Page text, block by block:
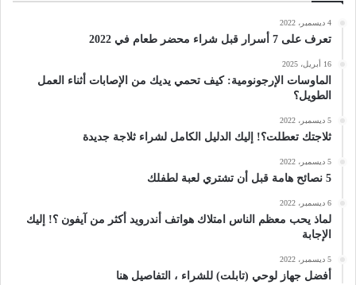
4 ديسمبر، 2022
تعرف على 7 أسرار قبل شراء محضر طعام في 2022
16 أبريل، 2025
الماوسات الإرجونومية: كيف تحمي يديك من الإصابات أثناء العمل
الطويل؟
5 ديسمبر، 2022
ثلاجتك تعطلت؟! إليك الدليل الكامل لشراء ثلاجة جديدة
5 ديسمبر، 2022
5 نصائح هامة قبل أن تشتري لعبة لطفلك
6 ديسمبر، 2022
لماذ يحب معظم الناس امتلاك هواتف أندرويد أكثر من آيفون ؟! إليك
الإجابة
5 ديسمبر، 2022
أفضل جهاز لوحي (تابلت) للشراء ، التفاصيل هنا